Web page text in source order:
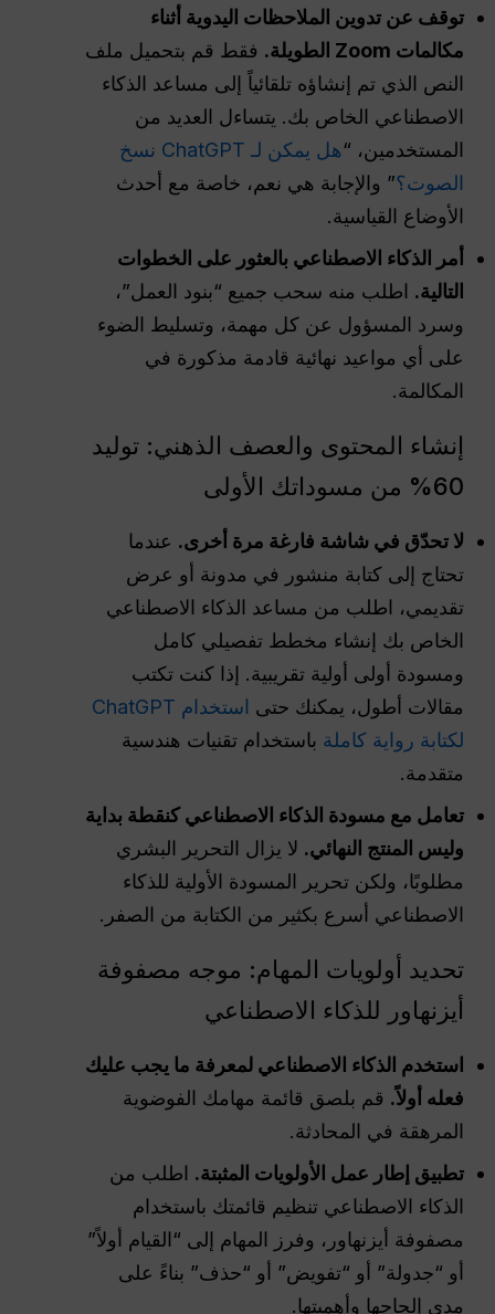
توقف عن تدوين الملاحظات اليدوية أثناء
مكالمات Zoom الطويلة.
فقط قم بتحميل ملف
النص الذي تم إنشاؤه تلقائياً إلى مساعد الذكاء
الاصطناعي الخاص بك. يتساءل العديد من
المستخدمين، “
هل يمكن لـ ChatGPT نسخ
الصوت؟” والإجابة هي نعم، خاصة مع أحدث
الأوضاع القياسية.
أمر الذكاء الاصطناعي بالعثور على الخطوات
التالية. اطلب منه سحب جميع “بنود العمل”،
وسرد المسؤول عن كل مهمة، وتسليط الضوء
على أي مواعيد نهائية قادمة مذكورة في
المكالمة.
إنشاء المحتوى والعصف الذهني: توليد
60% من مسوداتك الأولى
لا تحدّق في شاشة فارغة مرة أخرى. عندما
تحتاج إلى كتابة منشور في مدونة أو عرض
تقديمي، اطلب من مساعد الذكاء الاصطناعي
الخاص بك إنشاء مخطط تفصيلي كامل
ومسودة أولى أولية تقريبية. إذا كنت تكتب
مقالات أطول، يمكنك حتى
استخدام ChatGPT
لكتابة رواية كاملة باستخدام تقنيات هندسية
متقدمة.
تعامل مع مسودة الذكاء الاصطناعي كنقطة بداية
وليس المنتج النهائي. لا يزال التحرير البشري
مطلوبًا، ولكن تحرير المسودة الأولية للذكاء
الاصطناعي أسرع بكثير من الكتابة من الصفر.
تحديد أولويات المهام: موجه مصفوفة
أيزنهاور للذكاء الاصطناعي
استخدم الذكاء الاصطناعي لمعرفة ما يجب عليك
فعله أولاً. قم بلصق قائمة مهامك الفوضوية
المرهقة في المحادثة.
تطبيق إطار عمل الأولويات المثبتة. اطلب من
الذكاء الاصطناعي تنظيم قائمتك باستخدام
مصفوفة أيزنهاور، وفرز المهام إلى “القيام أولاً”
أو “جدولة” أو “تفويض” أو “حذف” بناءً على
مدى إلحاحها وأهميتها.